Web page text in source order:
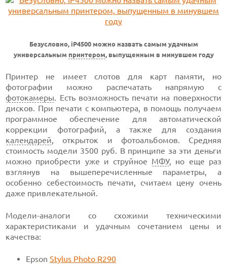
Безусловно, iP4500 можно назвать самым удачным
универсальным принтером, выпущенным в минувшем году
Принтер не имеет слотов для карт памяти, но
фотографии можно распечатать напрямую с
фотокамеры. Есть возможность печати на поверхности
дисков. При печати с компьютера, в помощь получаем
программное обеспечение для автоматической
коррекции фотографий, а также для создания
календарей, открыток и фотоальбомов. Средняя
стоимость модели 3500 руб. В принципе за эти деньги
можно приобрести уже и струйное МФУ, но еще раз
взглянув на вышеперечисленные параметры, а
особенно себестоимость печати, считаем цену очень
даже привлекательной.
Модели-аналоги со схожими техническими
характеристиками и удачным сочетанием цены и
качества:
EpsonStylus Photo R290